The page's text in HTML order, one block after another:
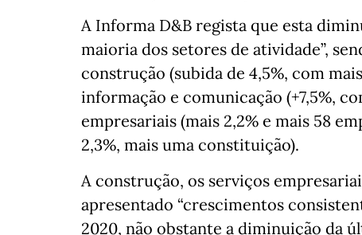
A Informa D&B regista que esta
maioria dos setores de atividade”,
construção (subida de 4,5%, com
informação e comunicação (+7,5%,
empresariais (mais 2,2% e mais 58
2,3%, mais uma constituição).
A construção, os serviços
apresentado “crescimentos
2020, não obstante a diminuição da